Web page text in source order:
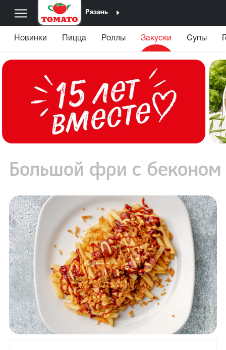
Рязань
Новинки Пицца Роллы Закуски Супы
Большой фри с беконом